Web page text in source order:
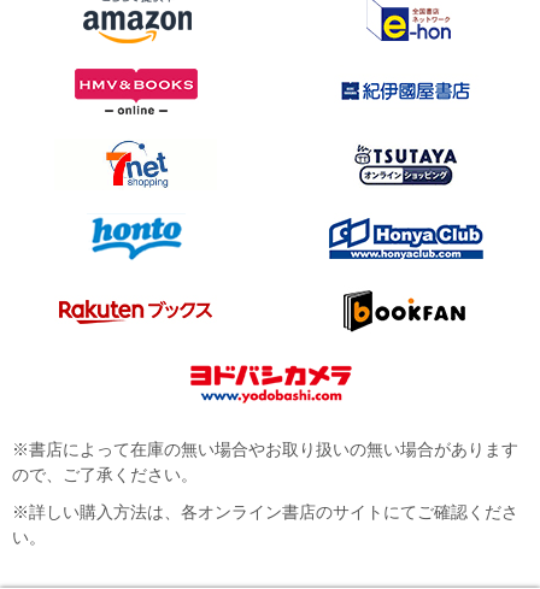
※書店によって在庫の無い場合やお取り扱いの無い場合があります
ので、ご了承ください。
※詳しい購入方法は、各オンライン書店のサイトにてご確認くださ
い。